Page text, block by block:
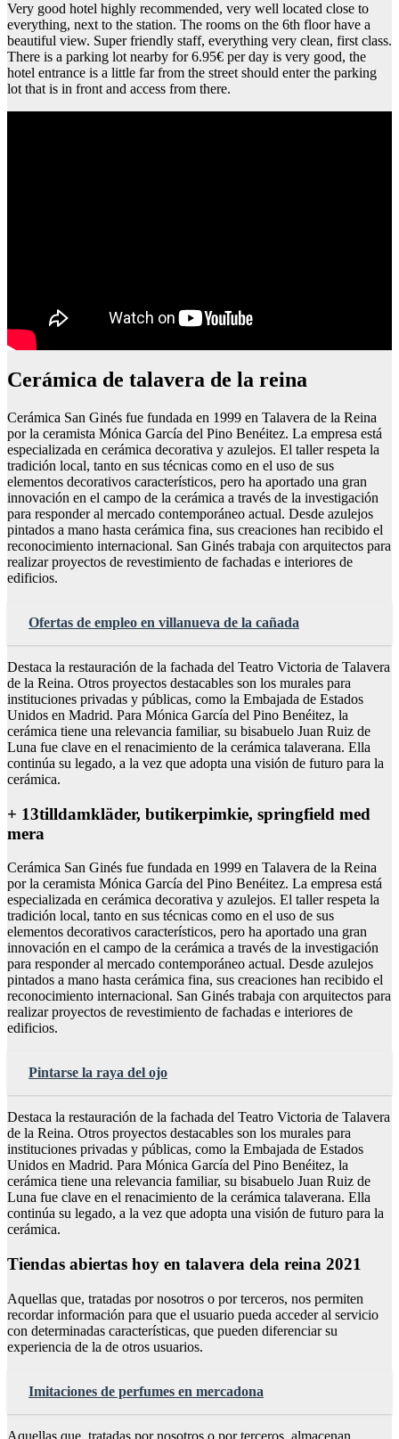
Very good hotel highly recommended, very well located close to
everything, next to the station. The rooms on the 6th floor have a
beautiful view. Super friendly staff, everything very clean, first class.
There is a parking lot nearby for 6.95€ per day is very good, the
hotel entrance is a little far from the street should enter the parking
lot that is in front and access from there.
Cerámica de talavera de la reina
Cerámica San Ginés fue fundada en 1999 en Talavera de la Reina
por la ceramista Mónica García del Pino Benéitez. La empresa está
especializada en cerámica decorativa y azulejos. El taller respeta la
tradición local, tanto en sus técnicas como en el uso de sus
elementos decorativos característicos, pero ha aportado una gran
innovación en el campo de la cerámica a través de la investigación
para responder al mercado contemporáneo actual. Desde azulejos
pintados a mano hasta cerámica fina, sus creaciones han recibido el
reconocimiento internacional. San Ginés trabaja con arquitectos para
realizar proyectos de revestimiento de fachadas e interiores de
edificios.
Ofertas de empleo en villanueva de la cañada
Destaca la restauración de la fachada del Teatro Victoria de Talavera
de la Reina. Otros proyectos destacables son los murales para
instituciones privadas y públicas, como la Embajada de Estados
Unidos en Madrid. Para Mónica García del Pino Benéitez, la
cerámica tiene una relevancia familiar, su bisabuelo Juan Ruiz de
Luna fue clave en el renacimiento de la cerámica talaverana. Ella
continúa su legado, a la vez que adopta una visión de futuro para la
cerámica.
+ 13tilldamkläder, butikerpimkie, springfield med
mera
Cerámica San Ginés fue fundada en 1999 en Talavera de la Reina
por la ceramista Mónica García del Pino Benéitez. La empresa está
especializada en cerámica decorativa y azulejos. El taller respeta la
tradición local, tanto en sus técnicas como en el uso de sus
elementos decorativos característicos, pero ha aportado una gran
innovación en el campo de la cerámica a través de la investigación
para responder al mercado contemporáneo actual. Desde azulejos
pintados a mano hasta cerámica fina, sus creaciones han recibido el
reconocimiento internacional. San Ginés trabaja con arquitectos para
realizar proyectos de revestimiento de fachadas e interiores de
edificios.
Pintarse la raya del ojo
Destaca la restauración de la fachada del Teatro Victoria de Talavera
de la Reina. Otros proyectos destacables son los murales para
instituciones privadas y públicas, como la Embajada de Estados
Unidos en Madrid. Para Mónica García del Pino Benéitez, la
cerámica tiene una relevancia familiar, su bisabuelo Juan Ruiz de
Luna fue clave en el renacimiento de la cerámica talaverana. Ella
continúa su legado, a la vez que adopta una visión de futuro para la
cerámica.
Tiendas abiertas hoy en talavera dela reina 2021
Aquellas que, tratadas por nosotros o por terceros, nos permiten
recordar información para que el usuario pueda acceder al servicio
con determinadas características, que pueden diferenciar su
experiencia de la de otros usuarios.
Imitaciones de perfumes en mercadona
Aquellas que, tratadas por nosotros o por terceros, almacenan